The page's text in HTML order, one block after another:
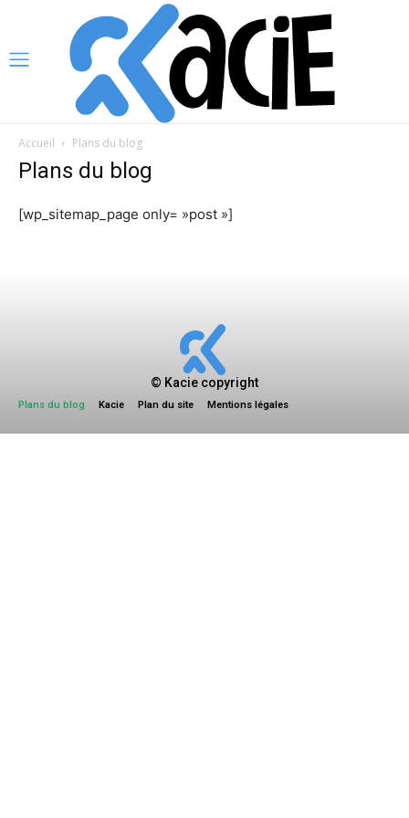
Accueil Plans du blog
Plans du blog
[wp_sitemap_page only= »post »]
© Kacie copyright
Plans du blog Kacie Plan du site Mentions légales